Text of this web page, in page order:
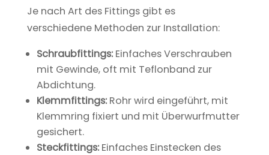
Je nach Art des Fittings gibt es
verschiedene Methoden zur Installation:
Schraubfittings:Einfaches Verschrauben
mit Gewinde, oft mit Teflonband zur
Abdichtung.
Klemmfittings:Rohr wird eingeführt, mit
Klemmring fixiert und mit Überwurfmutter
gesichert.
Steckfittings:Einfaches Einstecken des